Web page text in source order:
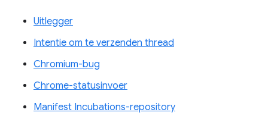
Uitlegger
Intentie om te verzenden thread
Chromium-bug
Chrome-statusinvoer
Manifest Incubations-repository